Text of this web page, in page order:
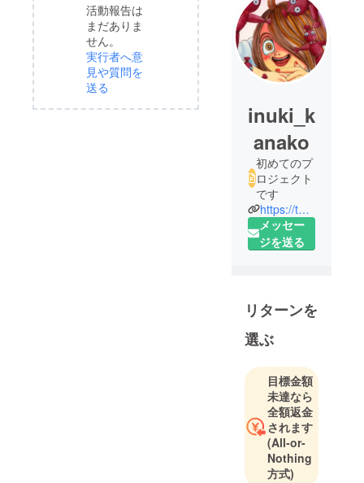
活動報告は
まだありま
せん。
実行者へ意
見や質問を
送る
inuki_k
anako
初めてのプ
ロジェクト
です
https://twitter.com/inukikanako1121
メッセー
ジを送る
リターンを
選ぶ
目標金額
未達なら
全額返金
されます
(All-or-
Nothing
方式)